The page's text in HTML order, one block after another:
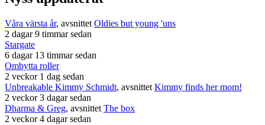
Våra värsta år, avsnittet Oldies but young 'uns
2 dagar 9 timmar sedan
Stargate
6 dagar 13 timmar sedan
Ombytta roller
2 veckor 1 dag sedan
Unbreakable Kimmy Schmidt, avsnittet Kimmy finds her mom!
2 veckor 3 dagar sedan
Dharma & Greg, avsnittet The box
2 veckor 4 dagar sedan